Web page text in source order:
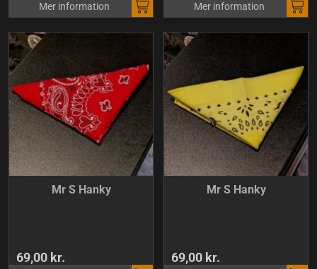
Mer information Mer information
Mr S Hanky
69,00 kr.
Mr S Hanky
69,00 kr.